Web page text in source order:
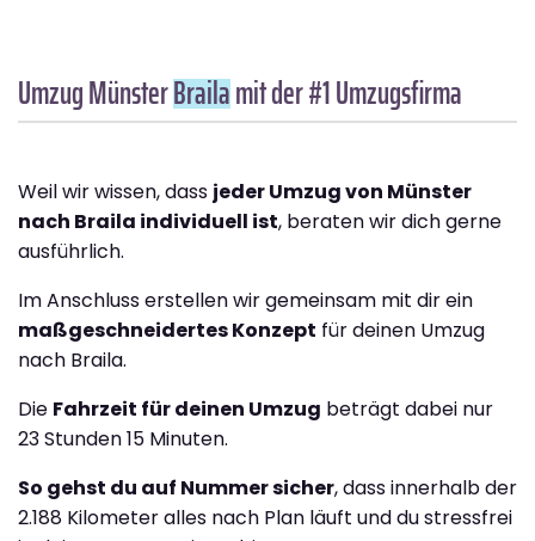
Umzug MünsterBrailamit der #1 Umzugsfirma
Weil wir wissen, dass jeder Umzug von Münster
nach Braila individuell ist, beraten wir dich gerne
ausführlich.
Im Anschluss erstellen wir gemeinsam mit dir ein
maßgeschneidertes Konzept für deinen Umzug
nach Braila.
Die Fahrzeit für deinen Umzug beträgt dabei nur
23 Stunden 15 Minuten.
So gehst du auf Nummer sicher, dass innerhalb der
2.188 Kilometer alles nach Plan läuft und du stressfrei